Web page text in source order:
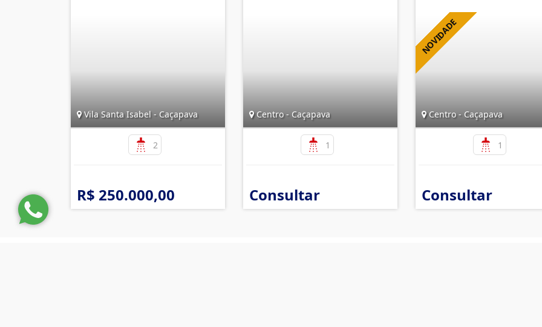
Vila Santa Isabel - Caçapava
2
R$ 250.000,00
Centro - Caçapava
1
Consultar
Centro - Caçapava
1
Consultar